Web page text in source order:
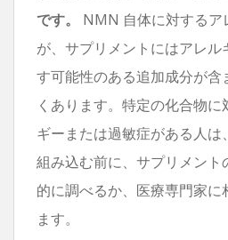
です。
NMN 自体に対するア
が、サプリメントにはアレル
す可能性のある追加成分が含
くあります。特定の化合物
ギーまたは過敏症がある人
組み込む前に、サプリメント
的に調べるか、医療専門家に
ます。